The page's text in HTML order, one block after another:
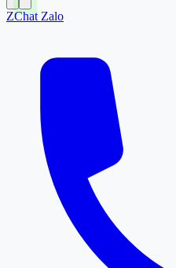
ZChat Zalo